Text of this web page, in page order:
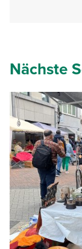
Nächste